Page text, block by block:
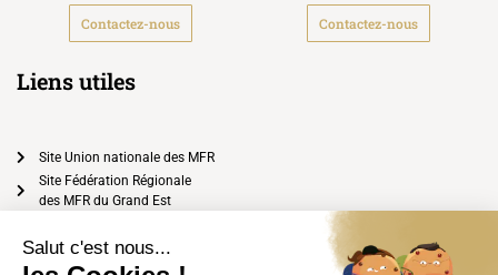
Contactez-nous Contactez-nous
Liens utiles
Site Union nationale des MFR
Site Fédération Régionale
des MFR du Grand Est
Documents à télécharger
Location / Hébergement